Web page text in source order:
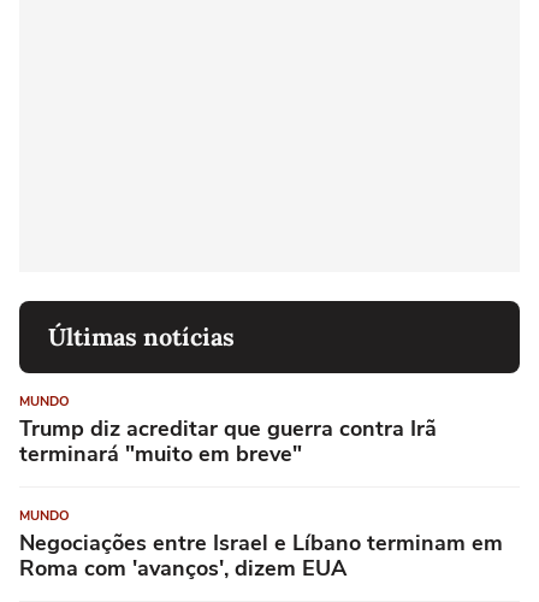
Últimas notícias
MUNDO
Trump diz acreditar que guerra contra Irã
terminará "muito em breve"
MUNDO
Negociações entre Israel e Líbano terminam em
Roma com 'avanços', dizem EUA